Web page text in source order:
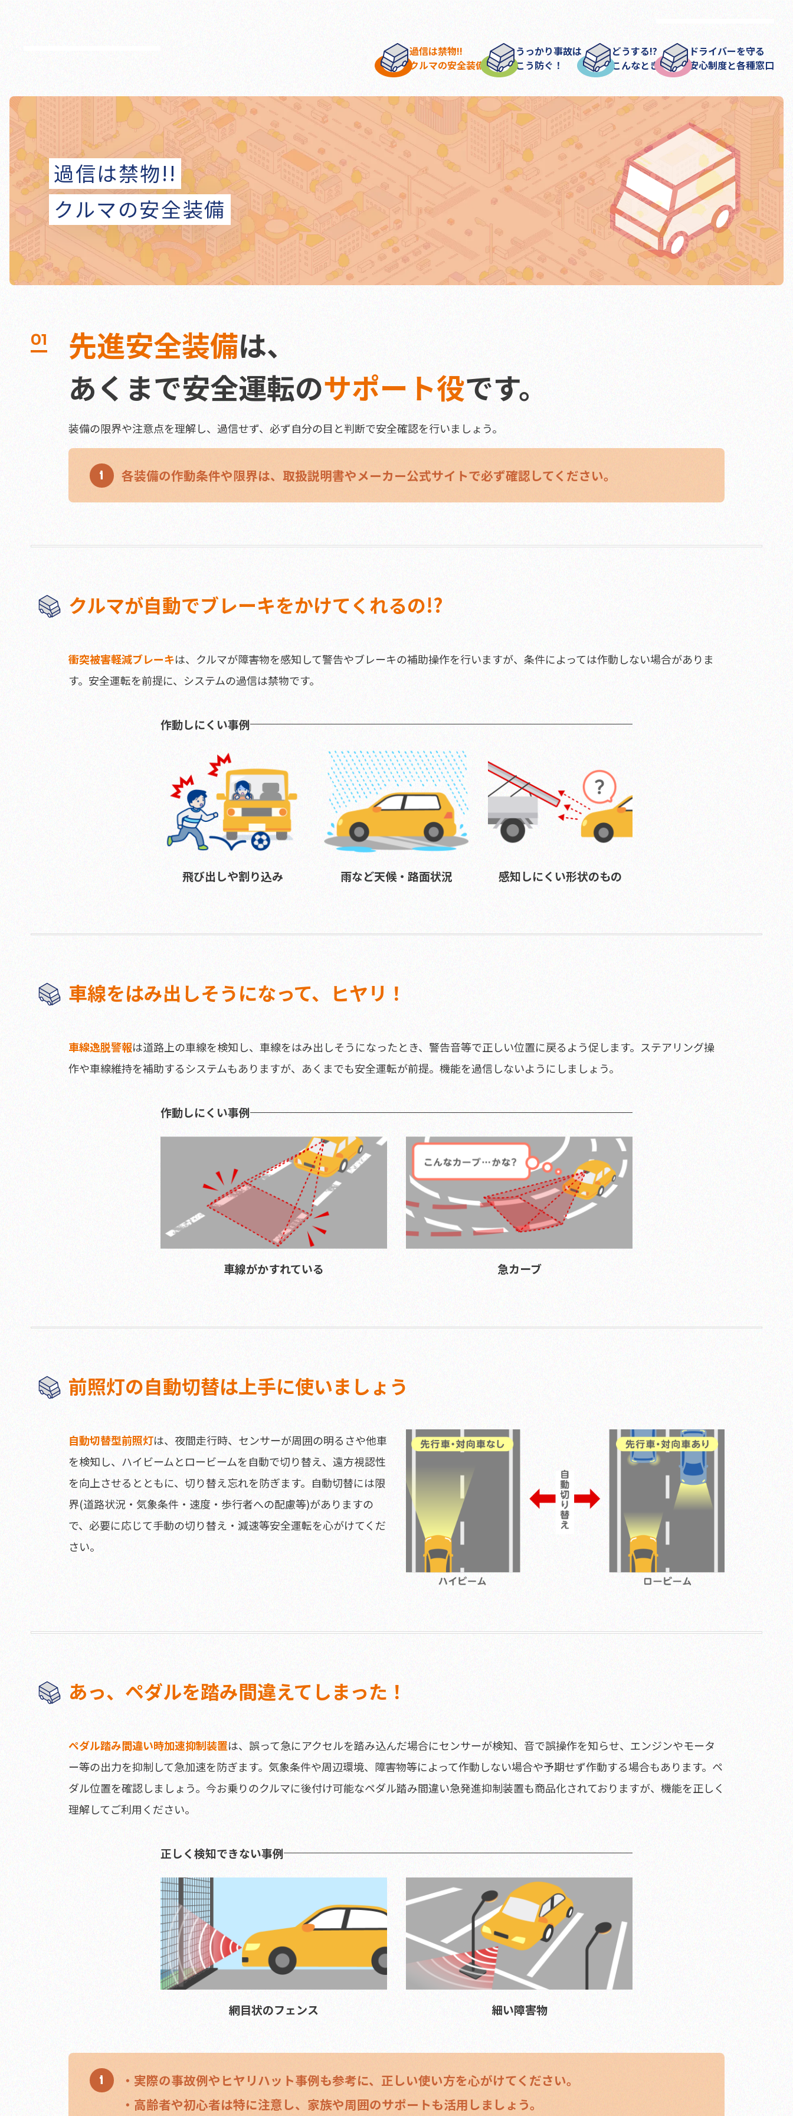
過信は禁物!!
クルマの安全装備
うっかり事故は
こう防ぐ！
どうする!?
こんなとき
ドライバーを守る
安心制度と各種窓口
こう防ぐ！
ドライバーを守る
ホーム
過信は禁物!!
クルマの安全装備
01 先進安全装備は、
あくまで安全運転のサポート役です。
装備の限界や注意点を理解し、過信せず、必ず自分の目と判断で安全確認を行いましょう。
各装備の作動条件や限界は、 取扱説明書やメーカー公式サイトで必ず確認してください。
クルマが自動でブレーキをかけてくれるの!?
衝突被害軽減ブレーキは、クルマが障害物を感知して警告やブレーキの補助操作を行いますが、条件によっては作動しない場合がありま
す。安全運転を前提に、システムの過信は禁物です。
作動しにくい事例
飛び出しや割り込み 雨など天候・路面状況 感知しにくい形状のもの
車線をはみ出しそうになって、ヒヤリ！
車線逸脱警報は道路上の車線を検知し、車線をはみ出しそうになったとき、警告音等で正しい位置に戻るよう促します。ステアリング操
作や車線維持を補助するシステムもありますが、あくまでも安全運転が前提。機能を過信しないようにしましょう。
作動しにくい事例
車線がかすれている 急カーブ
前照灯の自動切替は上手に使いましょう
自動切替型前照灯は、夜間走行時、センサーが周囲の明るさや他車
を検知し、ハイビームとロービームを自動で切り替え、遠方視認性
を向上させるとともに、切り替え忘れを防ぎます。自動切替には限
界(道路状況・気象条件・速度・歩行者への配慮等)がありますの
で、必要に応じて手動の切り替え・減速等安全運転を心がけてくだ
さい。
あっ、ペダルを踏み間違えてしまった！
ペダル踏み間違い時加速抑制装置は、誤って急にアクセルを踏み込んだ場合にセンサーが検知、音で誤操作を知らせ、エンジンやモータ
ー等の出力を抑制して急加速を防ぎます。気象条件や周辺環境、障害物等によって作動しない場合や予期せず作動する場合もあります。ペ
ダル位置を確認しましょう。今お乗りのクルマに後付け可能なペダル踏み間違い急発進抑制装置も商品化されておりますが、機能を正しく
理解してご利用ください。
正しく検知できない事例
網目状のフェンス 細い障害物
・実際の事故例やヒヤリハット事例も参考に、正しい使い方を心がけてください。
・高齢者や初心者は特に注意し、家族や周囲のサポートも活用しましょう。